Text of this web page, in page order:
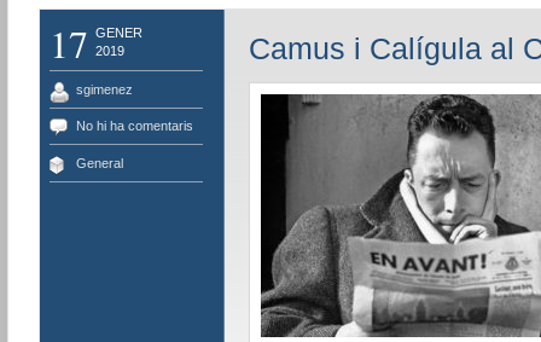
17 GENER
2019
sgimenez
No hi ha comentaris
General
Camus i Calígula al